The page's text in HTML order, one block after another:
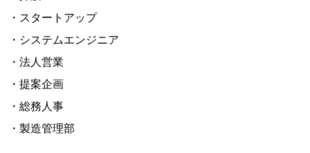
・スタートアップ
・システムエンジニア
・法人営業
・提案企画
・総務人事
・製造管理部